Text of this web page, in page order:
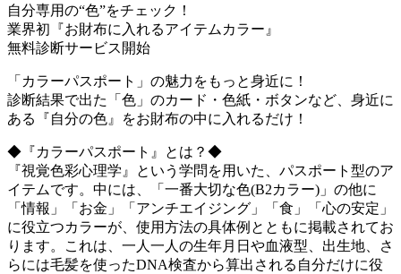
自分専用の“色”をチェック！
業界初『お財布に入れるアイテムカラー』
無料診断サービス開始
「カラーパスポート」の魅力をもっと身近に！
診断結果で出た「色」のカード・色紙・ボタンなど、身近に
ある『自分の色』をお財布の中に入れるだけ！
◆『カラーパスポート』とは？◆
『視覚色彩心理学』という学問を用いた、パスポート型のア
イテムです。中には、「一番大切な色(B2カラー)」の他に
「情報」「お金」「アンチエイジング」「食」「心の安定」
に役立つカラーが、使用方法の具体例とともに掲載されてお
ります。これは、一人一人の生年月日や血液型、出生地、さ
らには毛髪を使ったDNA検査から算出される自分だけに役